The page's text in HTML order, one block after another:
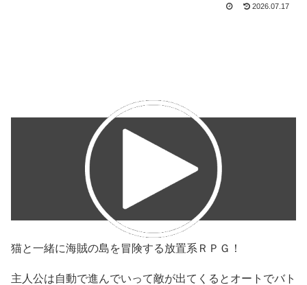
2026.07.17
猫と一緒に海賊の島を冒険する放置系ＲＰＧ！
主人公は自動で進んでいって敵が出てくるとオートでバト